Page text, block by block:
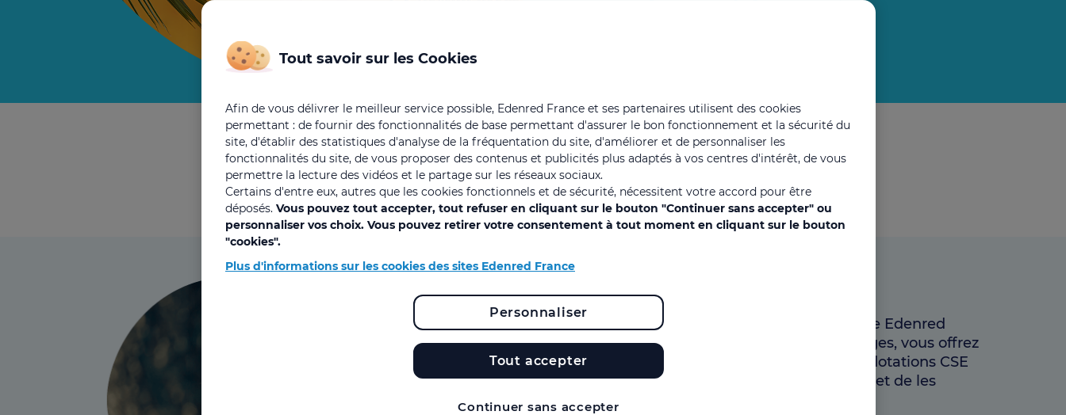
Avec notre plateforme de voyages CSE digitale Edenred
Meyclub vacances opérée par Carrefour Voyages, vous offrez
à vos bénéficiaires le privilège d'utiliser leurs dotations CSE
dans l'une des 117 agences Carrefour Voyages et de les
cumuler avec d'autres avantages.
Tout savoir sur les Cookies
Afin de vous délivrer le meilleur service possible, Edenred France et ses partenaires utilisent des cookies
permettant : de fournir des fonctionnalités de base permettant d'assurer le bon fonctionnement et la sécurité du
site, d'établir des statistiques d'analyse de la fréquentation du site, d'améliorer et de personnaliser les
fonctionnalités du site, de vous proposer des contenus et publicités plus adaptés à vos centres d'intérêt, de vous
permettre la lecture des vidéos et le partage sur les réseaux sociaux.
Certains d'entre eux, autres que les cookies fonctionnels et de sécurité, nécessitent votre accord pour être
déposés. Vous pouvez tout accepter, tout refuser en cliquant sur le bouton "Continuer sans accepter" ou
personnaliser vos choix. Vous pouvez retirer votre consentement à tout moment en cliquant sur le bouton
"cookies".
Plus d'informations sur les cookies des sites Edenred France
Continuer sans accepter
Tout accepter
Personnaliser